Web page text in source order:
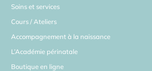
Soins et services
Cours / Ateliers
Accompagnement à la naissance
L’Académie périnatale
Boutique en ligne